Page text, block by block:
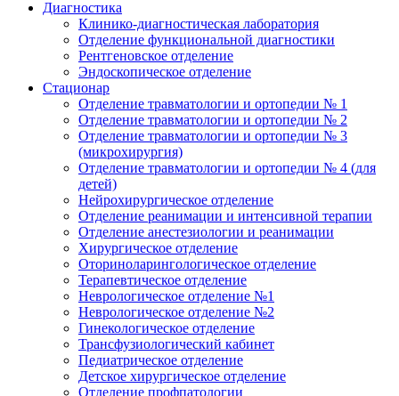
Диагностика
Клинико-диагностическая лаборатория
Отделение функциональной диагностики
Рентгеновское отделение
Эндоскопическое отделение
Стационар
Отделение травматологии и ортопедии № 1
Отделение травматологии и ортопедии № 2
Отделение травматологии и ортопедии № 3
(микрохирургия)
Отделение травматологии и ортопедии № 4 (для
детей)
Нейрохирургическое отделение
Отделение реанимации и интенсивной терапии
Отделение анестезиологии и реанимации
Хирургическое отделение
Оториноларингологическое отделение
Терапевтическое отделение
Неврологическое отделение №1
Неврологическое отделение №2
Гинекологическое отделение
Трансфузиологический кабинет
Педиатрическое отделение
Детское хирургическое отделение
Отделение профпатологии